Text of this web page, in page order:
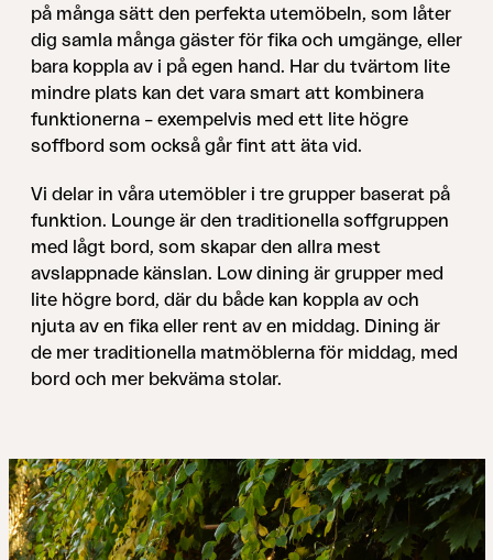
på många sätt den perfekta utemöbeln, som låter
dig samla många gäster för ﬁka och umgänge, eller
bara koppla av i på egen hand. Har du tvärtom lite
mindre plats kan det vara smart att kombinera
funktionerna – exempelvis med ett lite högre
soffbord som också går ﬁnt att äta vid.
Vi delar in våra utemöbler i tre grupper baserat på
funktion. Lounge är den traditionella soffgruppen
med lågt bord, som skapar den allra mest
avslappnade känslan. Low dining är grupper med
lite högre bord, där du både kan koppla av och
njuta av en ﬁka eller rent av en middag. Dining är
de mer traditionella matmöblerna för middag, med
bord och mer bekväma stolar.